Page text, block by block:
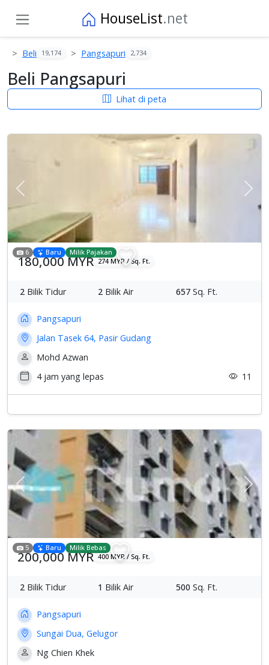
HouseList.net
Beli 19,174 Pangsapuri 2,734
Beli Pangsapuri
Lihat di peta
Previous
6 Baru Milik Pajakan
180,000 MYR 274 MYR / Sq. Ft.
2 Bilik Tidur 2 Bilik Air 657 Sq. Ft.
Pangsapuri
Jalan Tasek 64, Pasir Gudang
Mohd Azwan
4 jam yang lepas
11
Previous
5 Baru Milik Bebas
200,000 MYR 400 MYR / Sq. Ft.
2 Bilik Tidur 1 Bilik Air 500 Sq. Ft.
Pangsapuri
Sungai Dua, Gelugor
Ng Chien Khek